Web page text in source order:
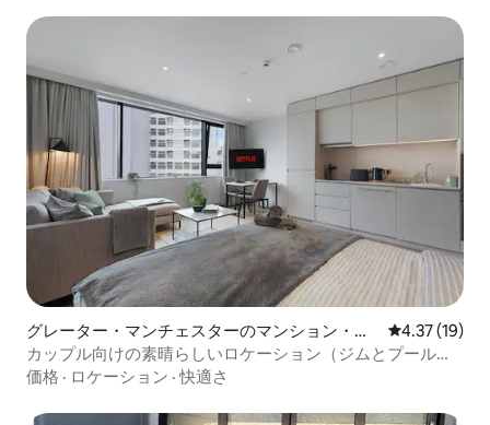
グレーター・マンチェスターのマンション・ア
パート
レビュー19
4.37 (19)
カップル向けの素晴らしいロケーション（ジムとプール付
き）
価格 · ロケーション ·快適さ